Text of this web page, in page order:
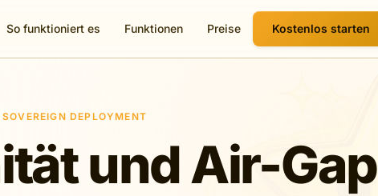
So funktioniert es Funktionen Preise Kostenlos starten
SOVEREIGN DEPLOYMENT
und Air-Gap